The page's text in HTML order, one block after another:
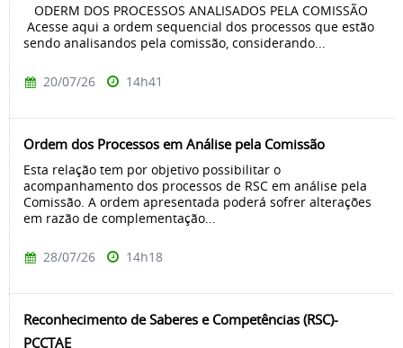
ODERM DOS PROCESSOS ANALISADOS PELA COMISSÃO
Acesse aqui a ordem sequencial dos processos que estão
sendo analisandos pela comissão, considerando...
20/07/26 14h41
Ordem dos Processos em Análise pela Comissão
Esta relação tem por objetivo possibilitar o
acompanhamento dos processos de RSC em análise pela
Comissão. A ordem apresentada poderá sofrer alterações
em razão de complementação...
28/07/26 14h18
Reconhecimento de Saberes e Competências (RSC)-
PCCTAE